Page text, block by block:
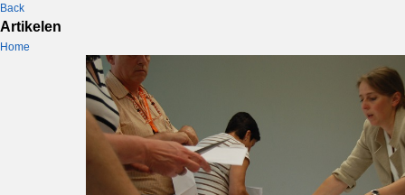
Back
Artikelen
Home